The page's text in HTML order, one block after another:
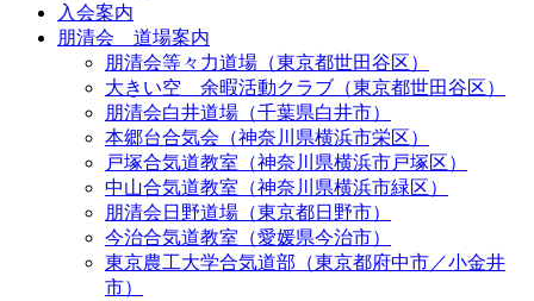
入会案内
朋清会 道場案内
朋清会等々力道場（東京都世田谷区）
大きい空 余暇活動クラブ（東京都世田谷区）
朋清会白井道場（千葉県白井市）
本郷台合気会（神奈川県横浜市栄区）
戸塚合気道教室（神奈川県横浜市戸塚区）
中山合気道教室（神奈川県横浜市緑区）
朋清会日野道場（東京都日野市）
今治合気道教室（愛媛県今治市）
東京農工大学合気道部（東京都府中市／小金井
市）